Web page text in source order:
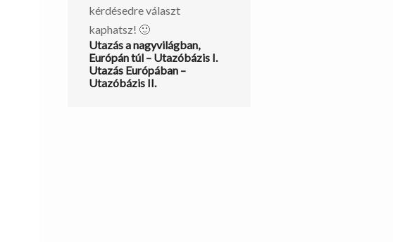
kérdésedre választ
kaphatsz! 🙂
Utazás a nagyvilágban,
Európán túl – Utazóbázis I.
Utazás Európában –
Utazóbázis II.